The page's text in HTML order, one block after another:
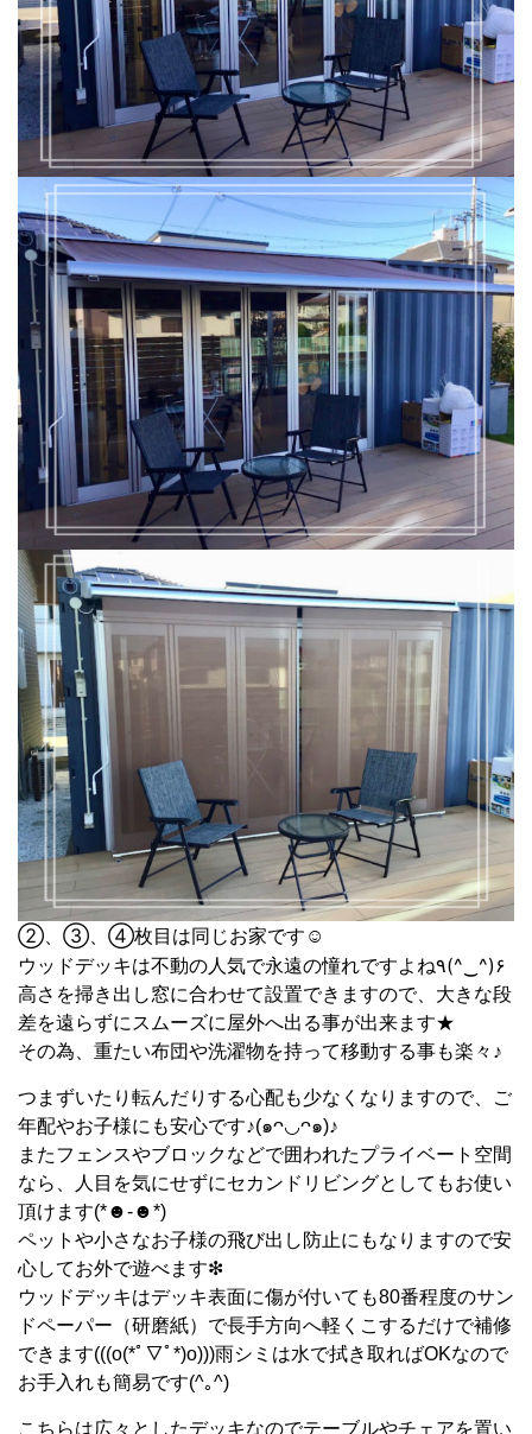
②、③、④枚目は同じお家です☺︎
ウッドデッキは不動の人気で永遠の憧れですよね٩(^‿^)۶
高さを掃き出し窓に合わせて設置できますので、大きな段
差を遠らずにスムーズに屋外へ出る事が出来ます★
その為、重たい布団や洗濯物を持って移動する事も楽々♪
つまずいたり転んだりする心配も少なくなりますので、ご
年配やお子様にも安心です♪(๑ᴖ◡ᴖ๑)♪
⁡またフェンスやブロックなどで囲われたプライベート空間
なら、人目を気にせずにセカンドリビングとしてもお使い
頂けます(*☻-☻*)
ペットや小さなお子様の飛び出し防止にもなりますので安
心してお外で遊べます❇︎
ウッドデッキはデッキ表面に傷が付いても80番程度のサン
ドペーパー（研磨紙）で長手方向へ軽くこするだけで補修
できます(((o(*ﾟ▽ﾟ*)o)))雨シミは水で拭き取ればOKなので
お手入れも簡易です(^｡^)
こちらは広々としたデッキなのでテーブルやチェアを置い